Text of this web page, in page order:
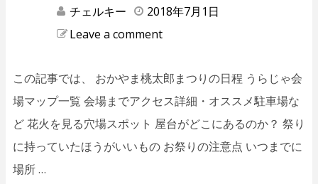
チェルキー
2018年7月1日
Leave a comment
この記事では、 おかやま桃太郎まつりの日程 うらじゃ会
場マップ一覧 会場までアクセス詳細・オススメ駐車場な
ど 花火を見る穴場スポット 屋台がどこにあるのか？ 祭り
に持っていたほうがいいもの お祭りの注意点 いつまでに
場所 …